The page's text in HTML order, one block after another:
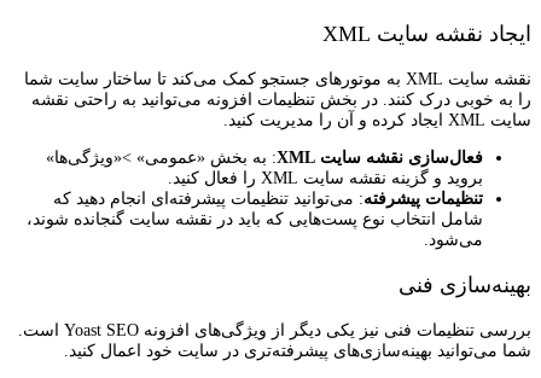
ایجاد نقشه سایت XML
نقشه سایت XML به موتورهای جستجو کمک می‌کند تا ساختار سایت شما
را به خوبی درک کنند. در بخش تنظیمات افزونه می‌توانید به راحتی نقشه
سایت XML ایجاد کرده و آن را مدیریت کنید.
فعال‌سازی نقشه سایت XML
: به بخش «عمومی» >«ویژگی‌ها»
بروید و گزینه نقشه سایت XML را فعال کنید.
تنظیمات پیشرفته: می‌توانید تنظیمات پیشرفته‌ای انجام دهید که
شامل انتخاب نوع پست‌هایی که باید در نقشه سایت گنجانده شوند،
می‌شود.
بهینه‌سازی فنی
بررسی تنظیمات فنی نیز یکی دیگر از ویژگی‌های افزونه Yoast SEO است.
شما می‌توانید بهینه‌سازی‌های پیشرفته‌تری در سایت خود اعمال کنید.